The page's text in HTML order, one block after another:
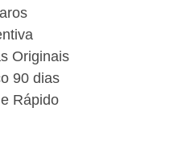
Originais
90 dias
Rápido